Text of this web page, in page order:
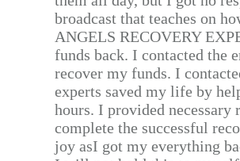
broadcast that teaches on
ANGELS RECOVERY
funds back. I contacted the
recover my funds. I
experts saved my life by
hours. I provided
complete the successful
joy asI got my everything